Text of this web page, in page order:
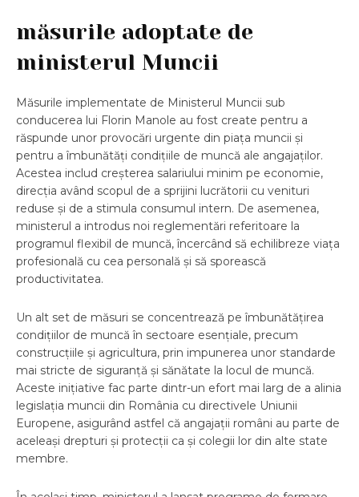
măsurile adoptate de
ministerul Muncii
Măsurile implementate de Ministerul Muncii sub
conducerea lui Florin Manole au fost create pentru a
răspunde unor provocări urgente din piața muncii și
pentru a îmbunătăți condițiile de muncă ale angajaților.
Acestea includ creșterea salariului minim pe economie,
direcția având scopul de a sprijini lucrătorii cu venituri
reduse și de a stimula consumul intern. De asemenea,
ministerul a introdus noi reglementări referitoare la
programul flexibil de muncă, încercând să echilibreze viața
profesională cu cea personală și să sporească
productivitatea.
Un alt set de măsuri se concentrează pe îmbunătățirea
condițiilor de muncă în sectoare esențiale, precum
construcțiile și agricultura, prin impunerea unor standarde
mai stricte de siguranță și sănătate la locul de muncă.
Aceste inițiative fac parte dintr-un efort mai larg de a alinia
legislația muncii din România cu directivele Uniunii
Europene, asigurând astfel că angajații români au parte de
aceleași drepturi și protecții ca și colegii lor din alte state
membre.